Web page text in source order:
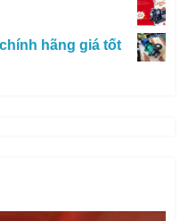
hãng giá tốt